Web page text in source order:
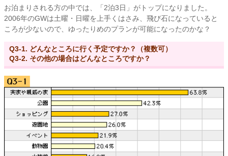
お泊まりされる方の中では、「2泊3日」がトップになりました。
2006年のGWは土曜・日曜を上手くはさみ、飛び石になっていると
ころが少ないので、ゆったりめのプランが可能になったのかな？
Q3-1. どんなところに行く予定ですか？（複数可）
Q3-2. その他の場合はどんなところですか？